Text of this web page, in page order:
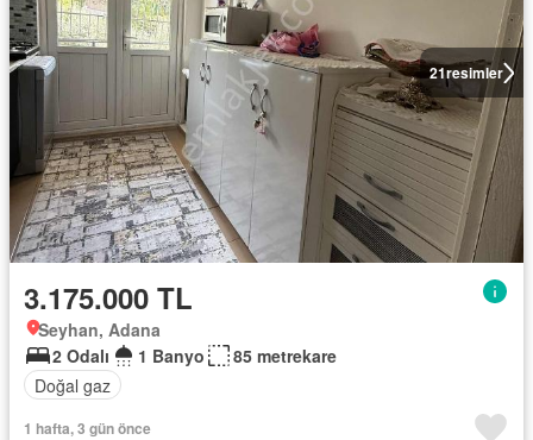
21resimler
3.175.000 TL
Seyhan, Adana
2 Odalı
1 Banyo
85 metrekare
Doğal gaz
1 hafta, 3 gün önce